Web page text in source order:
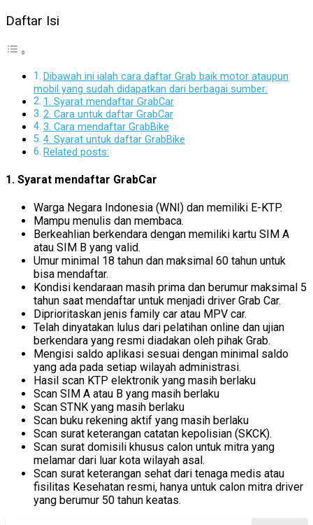
Daftar Isi
Dibawah ini ialah cara daftar Grab baik motor ataupun
mobil yang sudah didapatkan dari berbagai sumber:
1. Syarat mendaftar GrabCar
2. Cara untuk daftar GrabCar
3. Cara mendaftar GrabBike
4. Syarat untuk daftar GrabBike
Related posts:
1. Syarat mendaftar GrabCar
Warga Negara Indonesia (WNI) dan memiliki E-KTP.
Mampu menulis dan membaca.
Berkeahlian berkendara dengan memiliki kartu SIM A
atau SIM B yang valid.
Umur minimal 18 tahun dan maksimal 60 tahun untuk
bisa mendaftar.
Kondisi kendaraan masih prima dan berumur maksimal 5
tahun saat mendaftar untuk menjadi driver Grab Car.
Diprioritaskan jenis family car atau MPV car.
Telah dinyatakan lulus dari pelatihan online dan ujian
berkendara yang resmi diadakan oleh pihak Grab.
Mengisi saldo aplikasi sesuai dengan minimal saldo
yang ada pada setiap wilayah administrasi.
Hasil scan KTP elektronik yang masih berlaku
Scan SIM A atau B yang masih berlaku
Scan STNK yang masih berlaku
Scan buku rekening aktif yang masih berlaku
Scan surat keterangan catatan kepolisian (SKCK).
Scan surat domisili khusus calon untuk mitra yang
melamar dari luar kota wilayah asal.
Scan surat keterangan sehat dari tenaga medis atau
fisilitas Kesehatan resmi, hanya untuk calon mitra driver
yang berumur 50 tahun keatas.